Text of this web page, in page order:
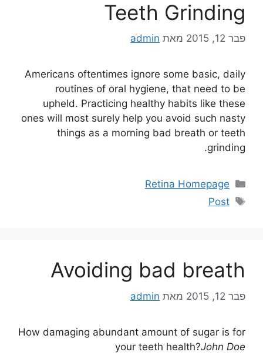
Teeth Grinding
פבר 12, 2015 מאת admin
Americans oftentimes ignore some basic, daily
routines of oral hygiene, that need to be
upheld. Practicing healthy habits like these
ones will most surely help you avoid such nasty
things as a morning bad breath or teeth
grinding.
Retina Homepage
Post
Avoiding bad breath
פבר 12, 2015 מאת admin
How damaging abundant amount of sugar is for
your teeth health?John Doe